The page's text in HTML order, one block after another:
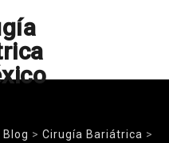
Blog > Cirugía Bariátrica >